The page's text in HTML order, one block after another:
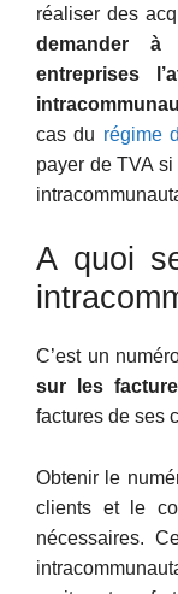
réaliser des
demander
entreprises
cas du régime
payer de TVA
A quoi
C’est un
sur les
factures de ses
Obtenir le
clients et le
nécessaires.